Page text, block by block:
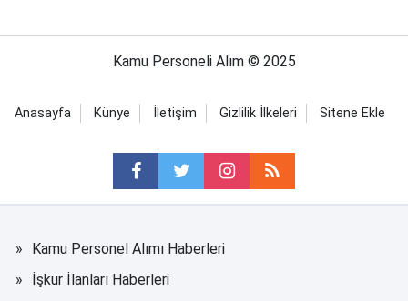
Kamu Personeli Alım © 2025
Anasayfa Künye İletişim Gizlilik İlkeleri Sitene Ekle
Kamu Personel Alımı Haberleri
İşkur İlanları Haberleri